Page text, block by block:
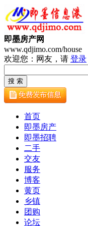
即墨房产网
www.qdjimo.com/house
欢迎您：网友，请 登录
首页
即墨房产
即墨招聘
二手
交友
服务
博客
黄页
乡镇
团购
论坛